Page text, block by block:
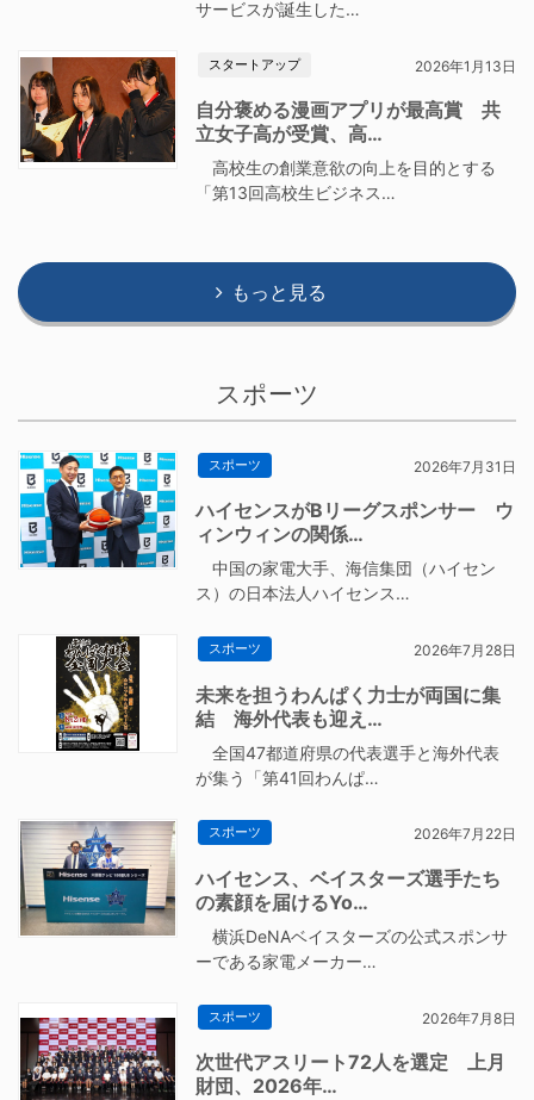
サービスが誕生した…
スタートアップ 2026年1月13日
自分褒める漫画アプリが最高賞 共
立女子高が受賞、高…
高校生の創業意欲の向上を目的とする
「第13回高校生ビジネス…
もっと見る
スポーツ
スポーツ 2026年7月31日
ハイセンスがBリーグスポンサー ウ
ィンウィンの関係…
中国の家電大手、海信集団（ハイセン
ス）の日本法人ハイセンス…
スポーツ 2026年7月28日
未来を担うわんぱく力士が両国に集
結 海外代表も迎え…
全国47都道府県の代表選手と海外代表
が集う「第41回わんぱ…
スポーツ 2026年7月22日
ハイセンス、ベイスターズ選手たち
の素顔を届けるYo…
横浜DeNAベイスターズの公式スポンサ
ーである家電メーカー…
スポーツ 2026年7月8日
次世代アスリート72人を選定 上月
財団、2026年…